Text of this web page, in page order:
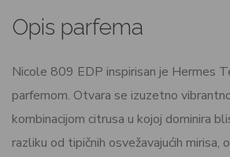
Opis parfema
Nicole 809 EDP inspirisan je Hermes
parfemom. Otvara se izuzetno
kombinacijom citrusa u kojoj dominira
razliku od tipičnih osvežavajućih mirisa,